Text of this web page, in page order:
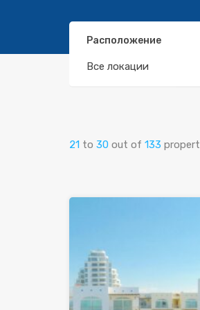
Расположение
Все локации
21 to 30 out of 133